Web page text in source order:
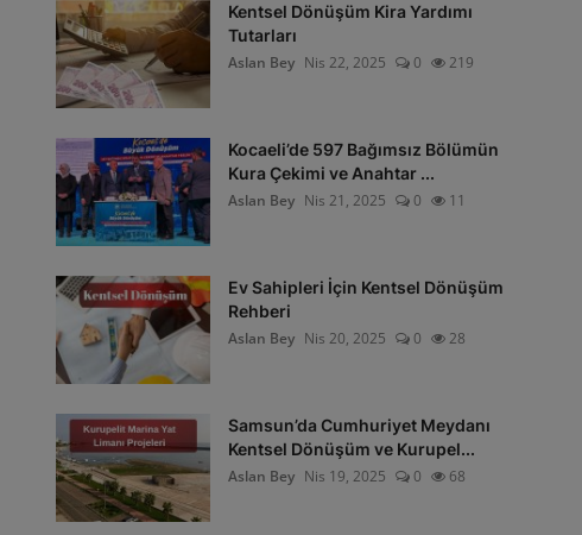
Kentsel Dönüşüm Kira Yardımı
Tutarları
Aslan Bey Nis 22, 2025 0 219
Kocaeli’de 597 Bağımsız Bölümün
Kura Çekimi ve Anahtar ...
Aslan Bey Nis 21, 2025 0 11
Ev Sahipleri İçin Kentsel Dönüşüm
Rehberi
Aslan Bey Nis 20, 2025 0 28
Samsun’da Cumhuriyet Meydanı
Kentsel Dönüşüm ve Kurupel...
Aslan Bey Nis 19, 2025 0 68